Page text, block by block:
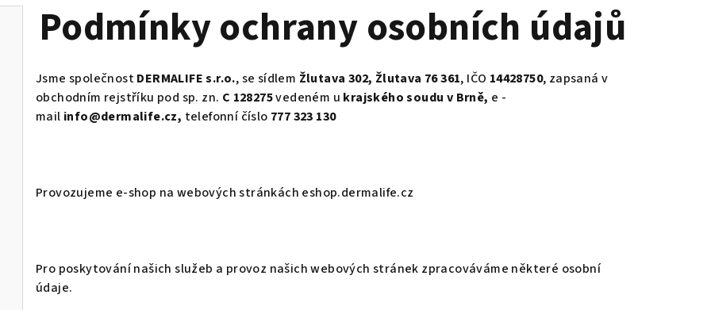
Podmínky ochrany osobních údajů
Jsme společnostDERMALIFE s.r.o., se sídlem Žlutava 302, Žlutava 76 361, IČO 14428750, zapsaná v
obchodním rejstříku pod sp. zn. C 128275vedeném u krajského soudu v Brně, e -
mail info@dermalife.cz, telefonní číslo 777 323 130
Provozujeme e-shop na webových stránkách eshop.dermalife.cz
Pro poskytování našich služeb a provoz našich webových stránek zpracováváme některé osobní
údaje.